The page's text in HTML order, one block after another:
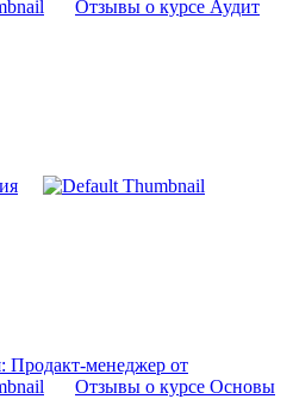
Отзывы о курсе Аудит
Продакт-менеджер от
Отзывы о курсе Основы